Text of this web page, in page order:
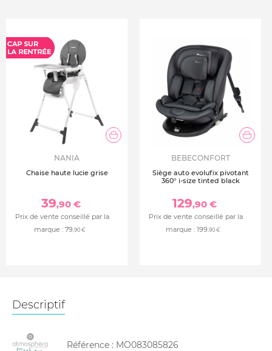
NANIA
Chaise haute lucie grise
39,90 €
Prix de vente conseillé par la
marque : 79,90 €
BEBECONFORT
Siège auto evolufix pivotant
360° i-size tinted black
129,90 €
Prix de vente conseillé par la
marque : 199,90 €
Descriptif
Référence : MO083085826